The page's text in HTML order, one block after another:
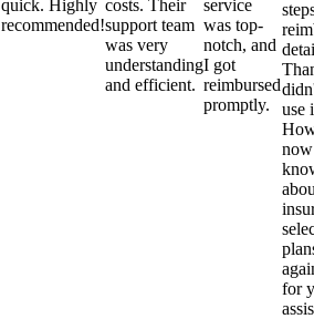
quick. Highly
recommended!
costs. Their
support team
was very
understanding
and efficient.
service
was top-
notch, and
I got
reimbursed
promptly.
use
for